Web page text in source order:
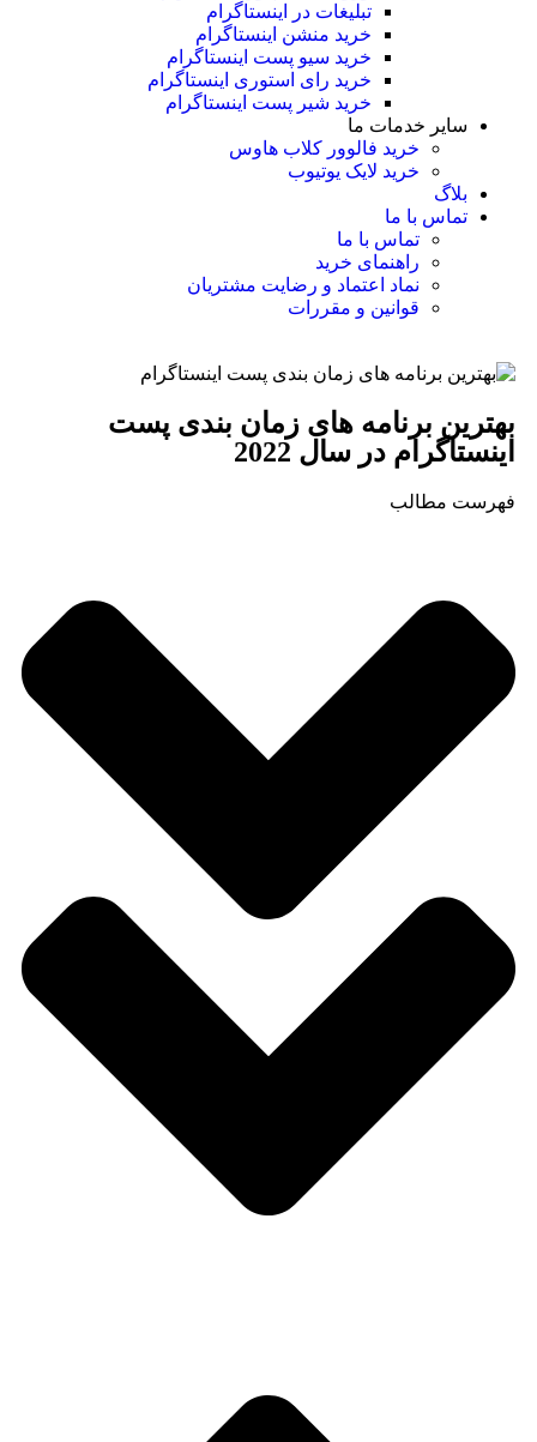
تبلیغات در اینستاگرام
خرید منشن اینستاگرام
خرید سیو پست اینستاگرام
خرید رای استوری اینستاگرام
خرید شیر پست اینستاگرام
سایر خدمات ما
خرید فالوور کلاب هاوس
خرید لایک یوتیوب
بلاگ
تماس با ما
تماس با ما
راهنمای خرید
نماد اعتماد و رضایت مشتریان
قوانین و مقررات
برنامه های زمان بندی پست
در سال 2022
مطالب